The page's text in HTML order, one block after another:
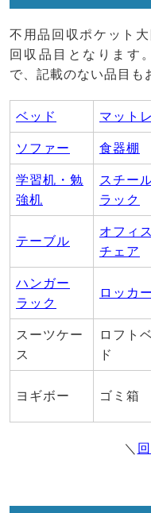
不用品回収ポケット
回収品目となります
で、記載のない品目も
ベッド マット
ソファー 食器棚
学習机・勉
強机
スチー
ラック
テーブル
オフィス
チェア
ハンガー
ラック
ロッカー
スーツケー
ス
ロフト
ド
ヨギボー ゴミ箱
＼